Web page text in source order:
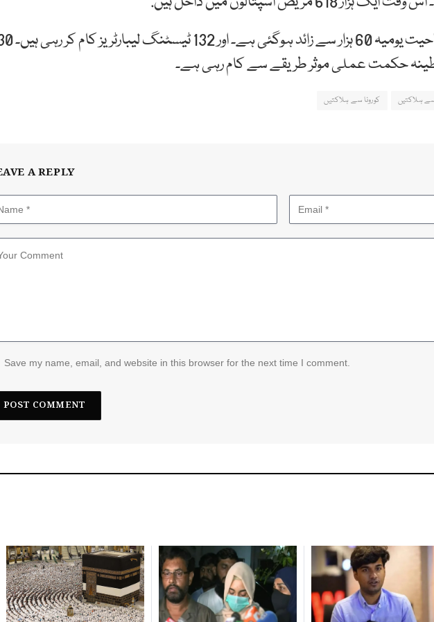
ملک میں کورونا ٹیسٹنگ صلاحیت یومیہ 60 ہزار سے زائد ہوگئی
حکمت عملی موثر طریقے سے کام رہی ہے۔
ہلاکتیں کورونا سے ہلاکتیں
A REPLY
Save my name, email, and website in this browser for the next time I comment.